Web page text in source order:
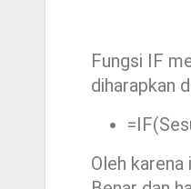
Fungsi IF
diharapkan
Oleh